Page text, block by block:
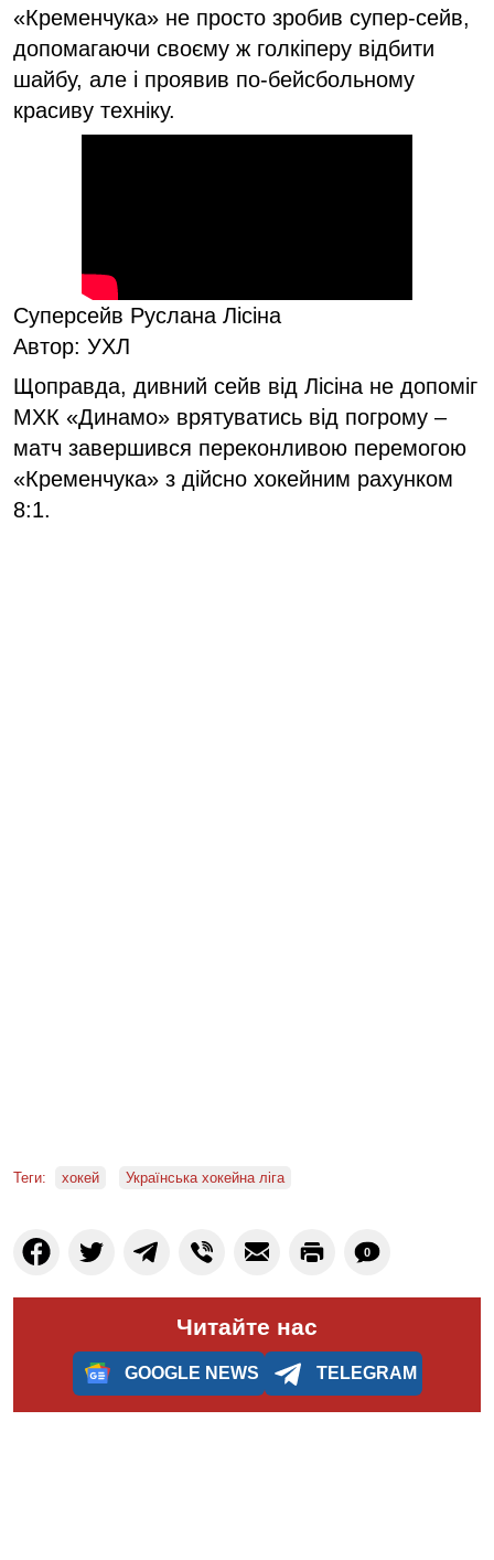
«Кременчука» не просто зробив супер-сейв,
допомагаючи своєму ж голкіперу відбити
шайбу, але і проявив по-бейсбольному
красиву техніку.
Суперсейв Руслана Лісіна
Автор: УХЛ
Щоправда, дивний сейв від Лісіна не допоміг
МХК «Динамо» врятуватись від погрому –
матч завершився переконливою перемогою
«Кременчука» з дійсно хокейним рахунком
8:1.
Теги: хокей Українська хокейна ліга
0
Читайте нас
GOOGLE NEWS TELEGRAM